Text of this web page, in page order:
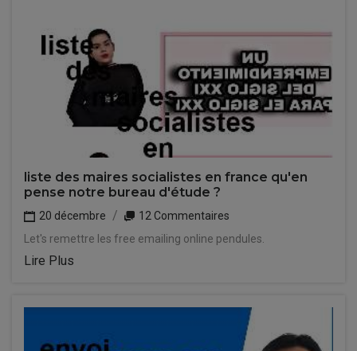
liste des maires socialistes en france qu'en
pense notre bureau d'étude ?
20 décembre
12 Commentaires
Let's remettre les free emailing online pendules.
Lire Plus